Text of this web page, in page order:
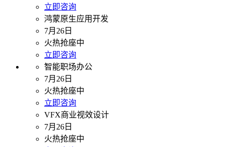
立即咨询
鸿蒙原生应用开发
7月26日
火热抢座中
立即咨询
智能职场办公
7月26日
火热抢座中
立即咨询
VFX商业视效设计
7月26日
火热抢座中